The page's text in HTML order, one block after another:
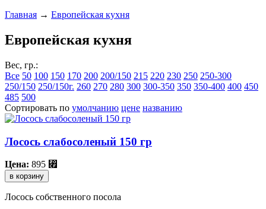
Главная → Европейская кухня
Европейская кухня
Вес, гр.:
Все 50 100 150 170 200 200/150 215 220 230 250 250-300
250/150 250/150г. 260 270 280 300 300-350 350 350-400 400 450
485 500
Сортировать по умолчанию цене названию
Лосось слабосоленый 150 гр
Цена: 895 ⃏
в корзину
Лосось собственного посола